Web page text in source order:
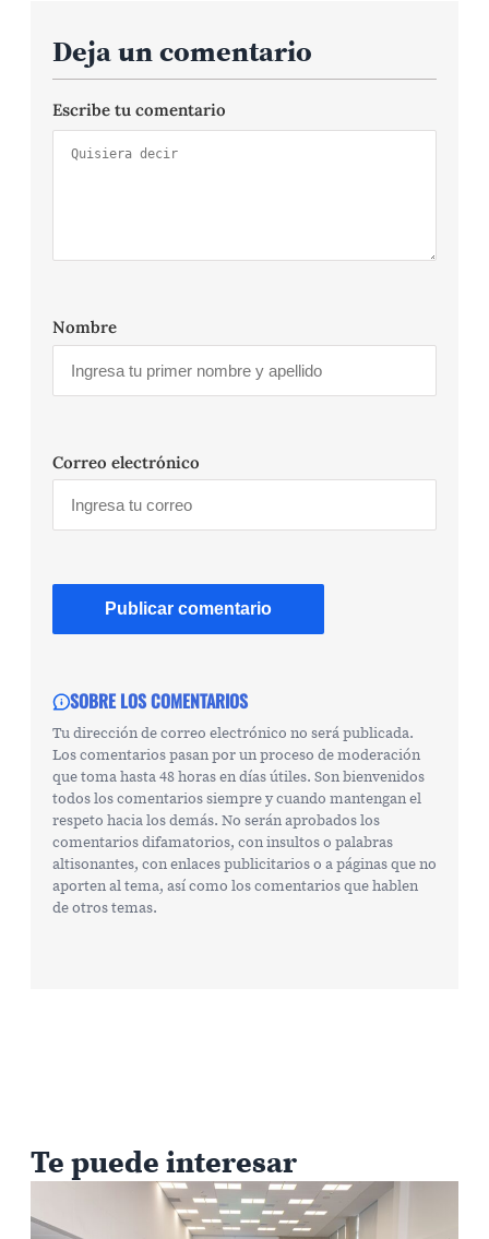
Deja un comentario
Escribe tu comentario
Nombre
Correo electrónico
SOBRE LOS COMENTARIOS
Tu dirección de correo electrónico no será publicada.
Los comentarios pasan por un proceso de moderación
que toma hasta 48 horas en días útiles. Son bienvenidos
todos los comentarios siempre y cuando mantengan el
respeto hacia los demás. No serán aprobados los
comentarios difamatorios, con insultos o palabras
altisonantes, con enlaces publicitarios o a páginas que no
aporten al tema, así como los comentarios que hablen
de otros temas.
Te puede interesar